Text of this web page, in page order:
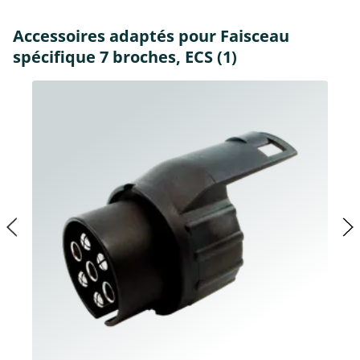
Accessoires adaptés pour Faisceau
spécifique 7 broches, ECS (1)